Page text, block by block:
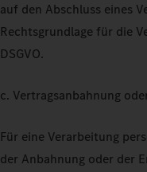
auf den Abschluss eines
Rechtsgrundlage für die
DSGVO.
c. Vertragsanbahnung
Für eine Verarbeitung
der Anbahnung oder der